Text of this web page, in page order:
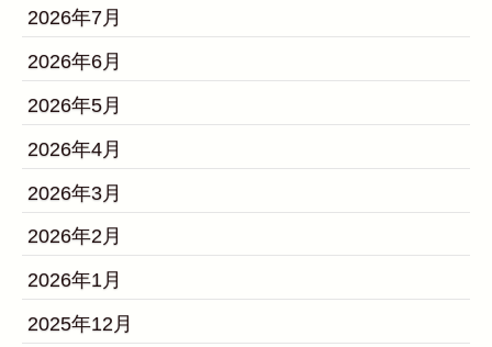
2026年7月
2026年6月
2026年5月
2026年4月
2026年3月
2026年2月
2026年1月
2025年12月